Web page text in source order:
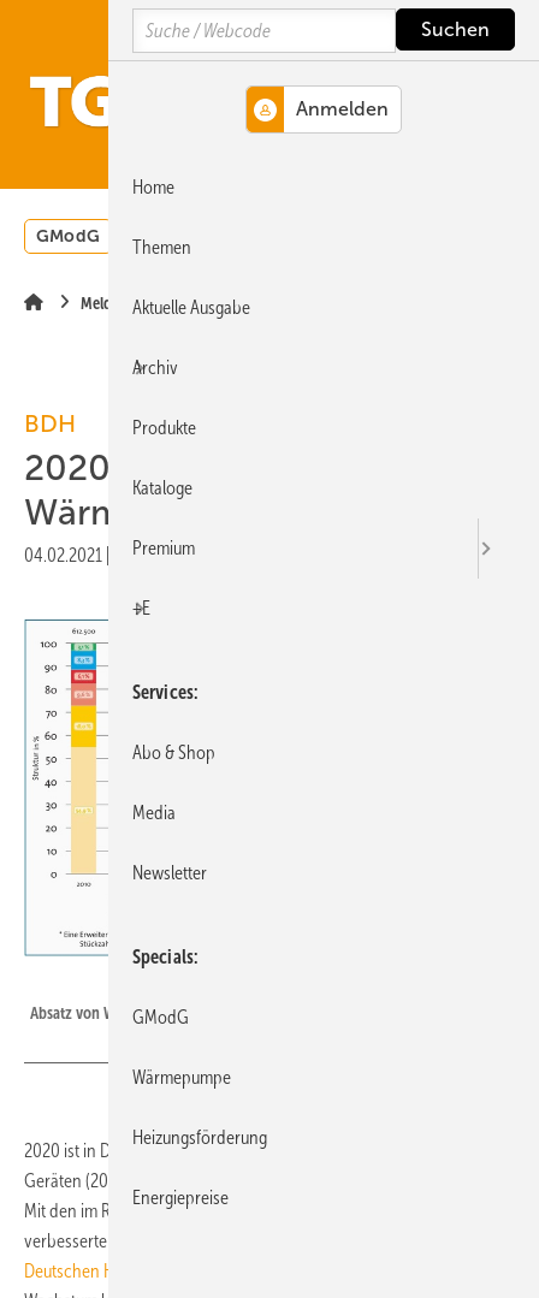
Hauptinhalt
Hauptmenü
SiteSearch
GModG Wärmepumpe
Meldungen
BDH
2020: 13 % mehr
Wärmeerzeuger verkauft
04.02.2021 Druckvorschau
Absatz von Wärmeerzeugern in Deutschland 2011 bis 2020.
2020 ist in Deutschland der Absatz an Wärmeerzeugern mit 842 000
Geräten (2019: 748 000) und einem Plus von 13 % deutlich gestiegen.
Mit den im Rahmen des Klimaschutzprogramms Anfang 2020
verbesserten Förderbedingungen war der
Deutschen Heizungsindustrie
Search
Home
Themen
Aktuelle Ausgabe
Archiv
Produkte
Kataloge
Premium
+E
Services
Abo & Shop
Media
Newsletter
Specials
GModG
Wärmepumpe
Heizungsförderung
Energiepreise